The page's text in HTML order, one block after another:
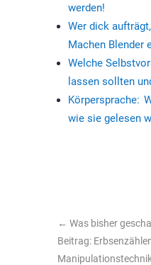
werden!
Wer dick
Machen Blender
Welche
lassen sollten
Körpersprache:
wie sie gelesen
← Was bisher
Beitrag: